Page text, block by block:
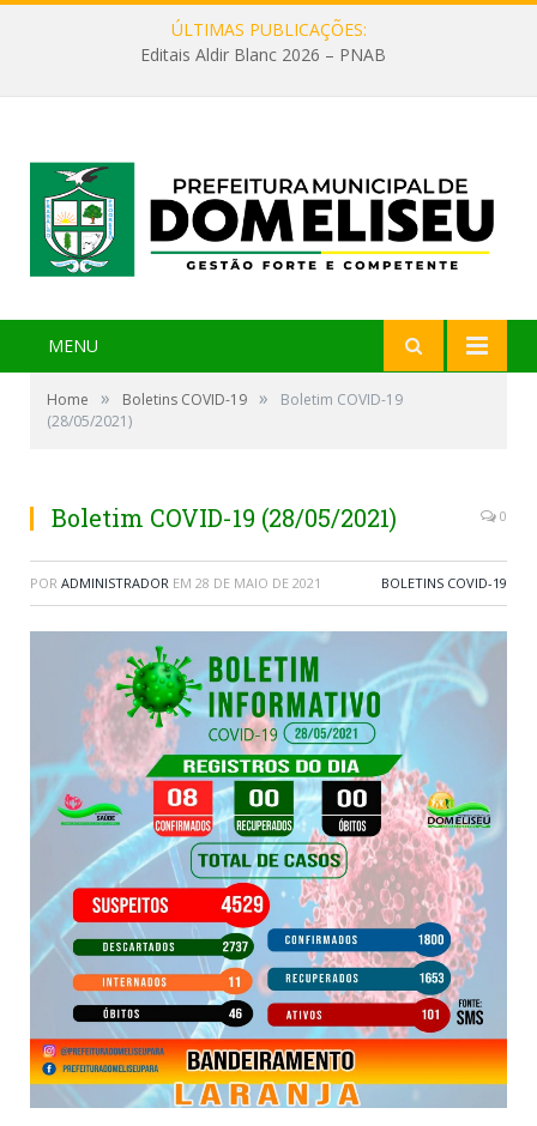
ÚLTIMAS PUBLICAÇÕES:
Editais Aldir Blanc 2026 – PNAB
MENU
Home » Boletins COVID-19 »
Boletim COVID-19
(28/05/2021)
Boletim COVID-19 (28/05/2021) 0
POR ADMINISTRADOR EM 28 DE MAIO DE 2021 BOLETINS COVID-19